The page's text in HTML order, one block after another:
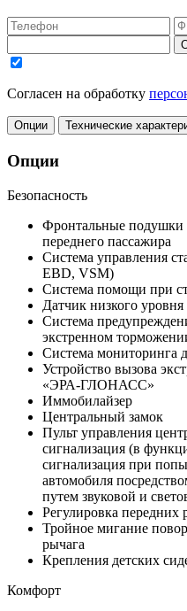
Согласен на обработку
Опции Технические
Опции
Безопасность
Фронтальные подушки
переднего пассажира
Система управления
EBD, VSM)
Система помощи при
Датчик низкого
Система
экстренном
Система мониторинга
Устройство вызова
«ЭРА-ГЛОНАСС»
Иммобилайзер
Центральный замок
Пульт управления
сигнализация (в
сигнализация при
автомобиля
путем звуковой и
Регулировка передних
Тройное мигание
рычага
Крепления детских
Комфорт